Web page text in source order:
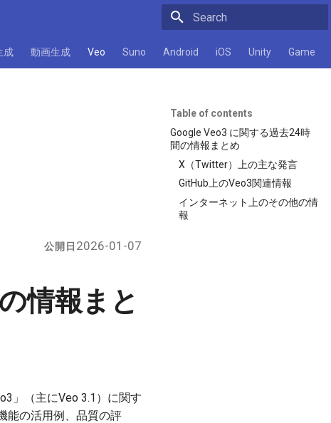
成 動画生成 Veo Suno Android iOS Unity Game
Table of contents
Google Veo3 に関する過去24時
間の情報まとめ
X（Twitter）上の主な発言
GitHub上のVeo3関連情報
インターネット上のその他の情
報
公開日 2026-01-07
情報まと
」（主にVeo 3.1）に関す
能の活用例、品質の評